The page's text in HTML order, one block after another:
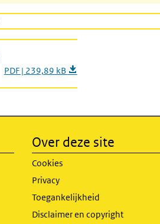
PDF | 239,89 kB
Over deze site
Cookies
Privacy
Toegankelijkheid
Disclaimer en copyright